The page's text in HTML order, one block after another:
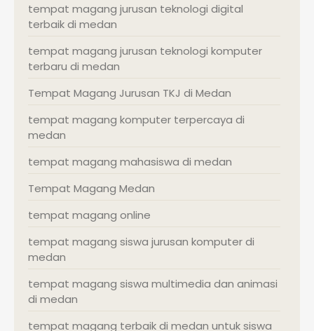
tempat magang jurusan teknologi digital
terbaik di medan
tempat magang jurusan teknologi komputer
terbaru di medan
Tempat Magang Jurusan TKJ di Medan
tempat magang komputer terpercaya di
medan
tempat magang mahasiswa di medan
Tempat Magang Medan
tempat magang online
tempat magang siswa jurusan komputer di
medan
tempat magang siswa multimedia dan animasi
di medan
tempat magang terbaik di medan untuk siswa